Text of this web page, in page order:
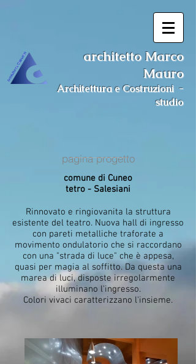
architetto Marco
Mauro
Architettura e Costruzioni -
studio
pagina progetto
comune di Cuneo
tetro - Salesiani
Rinnovato e ringiovanita la struttura
esistente del teatro. Nuova hall di ingresso
con pareti metalliche traforate a
movimento ondulatorio che si raccordano
con una "strada di luce" che è appesa,
quasi per magia al soffitto. Da questa una
marea di luci, disposte irregolarmente
illuminano l'ingresso.
Colori vivaci caratterizzano l'insieme.